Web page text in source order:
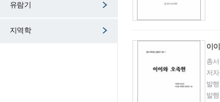
유람기
지역학
이
총
저자
발
발